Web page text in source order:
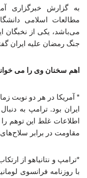
مطالعات اسلامی
می‌باشد، یکی از نخبگان
جنگ رمضان علیه ایران
اهم سخنان وی را می
* آمریکا در هر دو نوبت
ایران بود. ترامپ به
اطلاعات غلط این توهم
مقاومت در برابر سلاح‌های
*ترامپ و نتانیاهو از